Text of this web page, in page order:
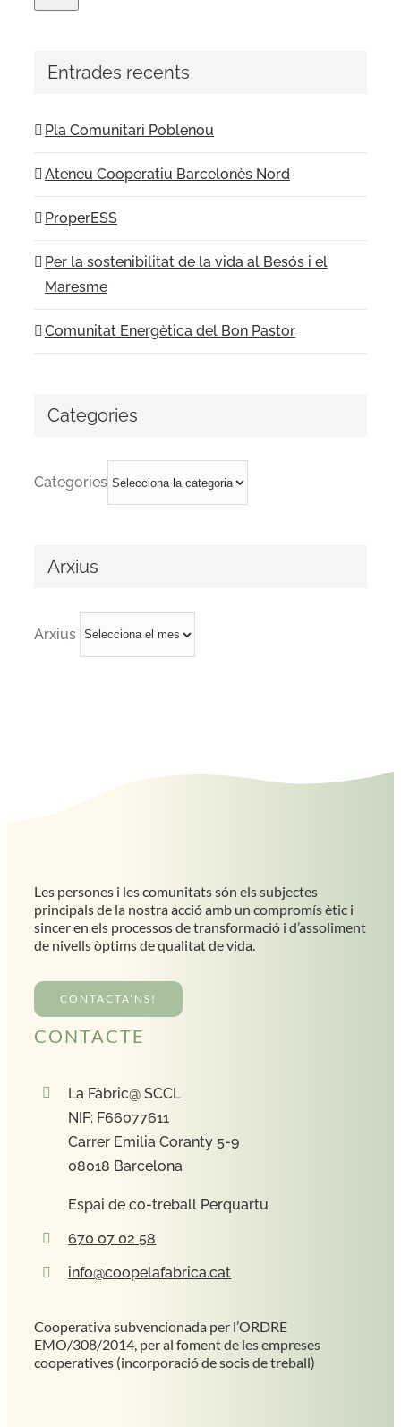
Entrades recents
Pla Comunitari Poblenou
Ateneu Cooperatiu Barcelonès Nord
ProperESS
Per la sostenibilitat de la vida al Besós i el
Maresme
Comunitat Energètica del Bon Pastor
Categories
Categories
Arxius
Arxius
Les persones i les comunitats són els subjectes
principals de la nostra acció amb un compromís ètic i
sincer en els processos de transformació i d’assoliment
de nivells òptims de qualitat de vida.
CONTACTA’NS!
CONTACTE
La Fàbric@ SCCL
NIF: F66077611
Carrer Emilia Coranty 5-9
08018 Barcelona
Espai de co-treball Perquartu
670 07 02 58
info@coopelafabrica.cat
Cooperativa subvencionada per l’ORDRE
EMO/308/2014, per al foment de les empreses
cooperatives (incorporació de socis de treball)